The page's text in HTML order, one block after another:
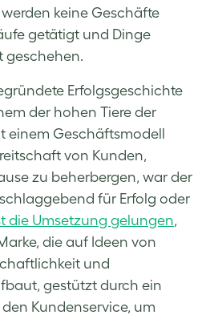
keine Geschäfte
getätigt und Dinge
geschehen.
Erfolgsgeschichte
der hohen Tiere der
einem Geschäftsmodell
von Kunden,
zu beherbergen, war der
für Erfolg oder
die Umsetzung gelungen,
die auf Ideen von
und
gestützt durch ein
Kundenservice, um